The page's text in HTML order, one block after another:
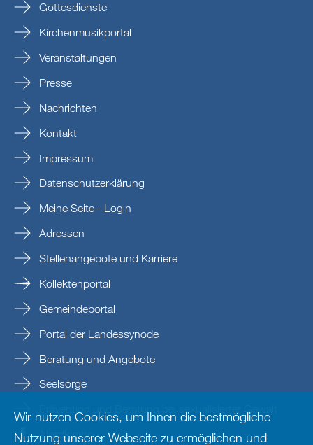
Gottesdienste
Kirchenmusikportal
Veranstaltungen
Presse
Nachrichten
Kontakt
Impressum
Datenschutzerklärung
Meine Seite - Login
Adressen
Stellenangebote und Karriere
Kollektenportal
Gemeindeportal
Portal der Landessynode
Beratung und Angebote
Seelsorge
Nordkirche
Wir nutzen Cookies, um Ihnen die bestmögliche
Nutzung unserer Webseite zu ermöglichen und